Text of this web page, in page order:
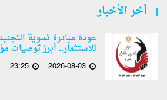
أخر الأخبار
عودة مبادرة تسوية
للاستثمار.. أبرز توصيات
2026-08-03
23:25